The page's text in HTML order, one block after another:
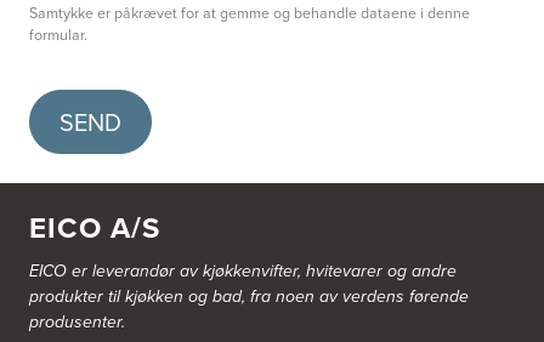
Samtykke er påkrævet for at gemme og behandle dataene i denne
formular.
SEND
EICO A/S
EICO er leverandør av kjøkkenvifter, hvitevarer og andre
produkter til kjøkken og bad, fra noen av verdens førende
produsenter.